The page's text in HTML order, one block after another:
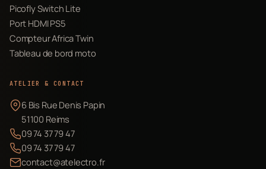
Picofly Switch Lite
Port HDMI PS5
Compteur Africa Twin
Tableau de bord moto
ATELIER & CONTACT
6 Bis Rue Denis Papin
51100 Reims
09 74 37 79 47
09 74 37 79 47
contact@atelectro.fr